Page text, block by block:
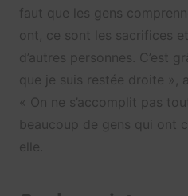
faut que les gens
ont, ce sont les sacrifices
d’autres personnes. C’est
que je suis restée droite »,
« On ne s’accomplit pas
beaucoup de gens qui ont
elle.